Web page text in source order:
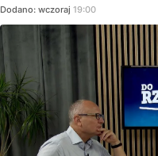
Dodano: wczoraj 19:00